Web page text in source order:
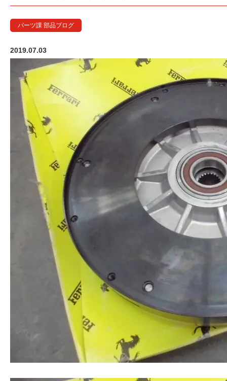
パーツ課 部品ブログ
2019.07.03